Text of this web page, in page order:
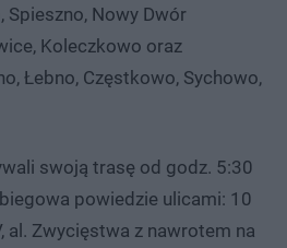
Spieszno, Nowy Dwór
Koleczkowo oraz
Łebno, Częstkowo, Sychowo,
swoją trasę od godz. 5:30
powiedzie ulicami: 10
al. Zwycięstwa z nawrotem na